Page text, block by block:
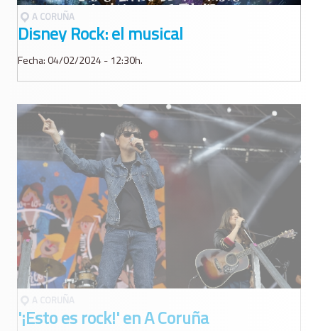
A CORUÑA
Disney Rock: el musical
Fecha: 04/02/2024 - 12:30h.
'¡Esto es rock!' en A Coruña